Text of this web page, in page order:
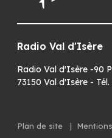
Radio Val d'Isère
Radio Val d'Isère -90
73150 Val d'Isère -
Plan de site |